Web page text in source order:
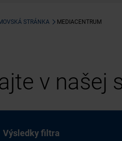
STRÁNKA MEDIACENTRUM
v našej
Výsledky filtra